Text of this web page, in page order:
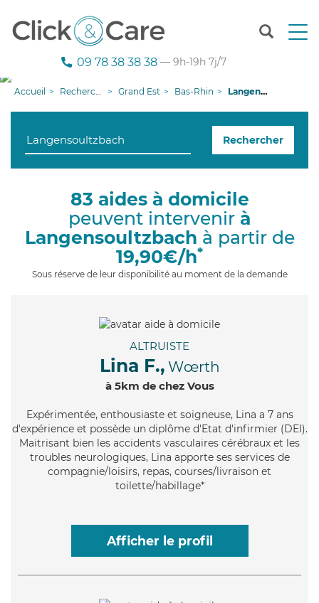
T
n
g
09 78 38 38 38 — 9h-19h 7j/7
Accueil Recherche aide à domicile Grand Est Bas-Rhin Langensoultzbach
Rechercher
83 aides à domicile
peuvent intervenir à
Langensoultzbach à partir de
19,90€/h*
Sous réserve de leur disponibilité au moment de la demande
ALTRUISTE
Lina F., Wœrth
à 5km de chez Vous
Expérimentée, enthousiaste et soigneuse, Lina a 7 ans
d'expérience et possède un diplôme d'Etat d'infirmier (DEI).
Maitrisant bien les accidents vasculaires cérébraux et les
troubles neurologiques, Lina apporte ses services de
compagnie/loisirs, repas, courses/livraison et
toilette/habillage*
Afficher le profil